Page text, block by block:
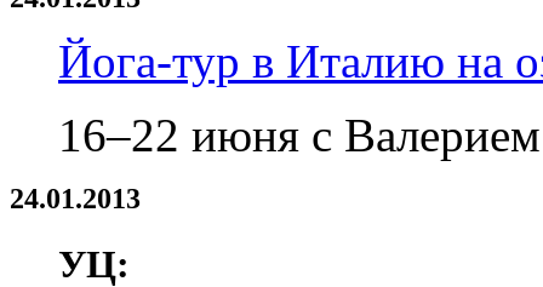
Йога-тур в Италию на
16–22 июня с
24.01.2013
УЦ: